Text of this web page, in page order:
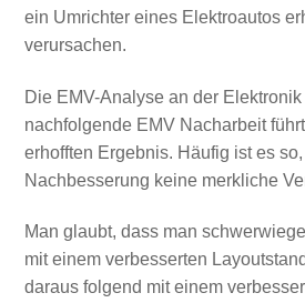
ein Umrichter eines Elektroautos
verursachen.
Die EMV-Analyse an der
nachfolgende EMV Nacharbeit
erhofften Ergebnis. Häufig ist es
Nachbesserung keine merkliche
Man glaubt, dass man
mit einem verbesserten
daraus folgend mit einem